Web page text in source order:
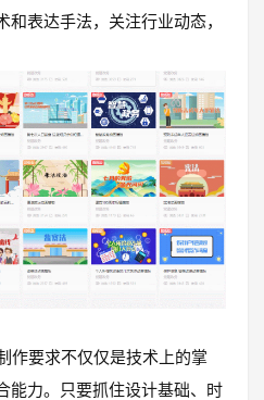
表达手法，关注行业动态，
作要求不仅仅是技术上的掌
能力。只要抓住设计基础、时